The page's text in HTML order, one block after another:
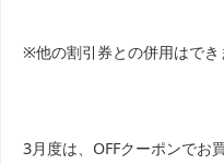
※他の割引券との併用はでき
3月度は、OFFクーポンでお